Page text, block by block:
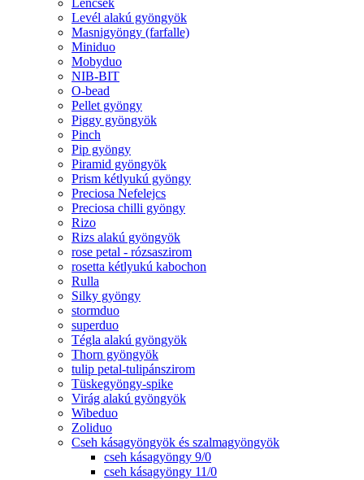
Lencsék
Levél alakú gyöngyök
Masnigyöngy (farfalle)
Miniduo
Mobyduo
NIB-BIT
O-bead
Pellet gyöngy
Piggy gyöngyök
Pinch
Pip gyöngy
Piramid gyöngyök
Prism kétlyukú gyöngy
Preciosa Nefelejcs
Preciosa chilli gyöngy
Rizo
Rizs alakú gyöngyök
rose petal - rózsaszirom
rosetta kétlyukú kabochon
Rulla
Silky gyöngy
stormduo
superduo
Tégla alakú gyöngyök
Thorn gyöngyök
tulip petal-tulipánszirom
Tüskegyöngy-spike
Virág alakú gyöngyök
Wibeduo
Zoliduo
Cseh kásagyöngyök és szalmagyöngyök
cseh kásagyöngy 9/0
cseh kásagyöngy 11/0